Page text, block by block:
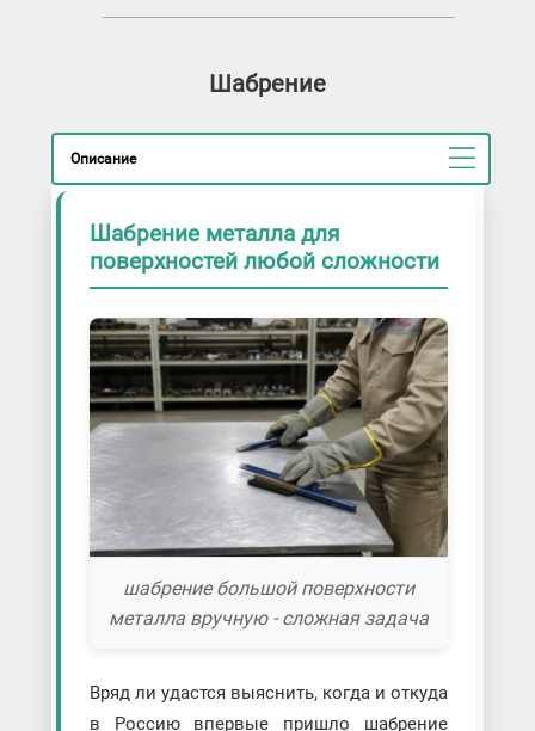
Шабрение
Описание
Шабрение металла для
поверхностей любой сложности
шабрение большой поверхности
металла вручную - сложная задача
Вряд ли удастся выяснить, когда и откуда
в Россию впервые пришло шабрение